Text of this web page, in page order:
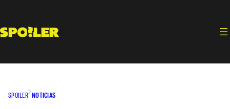
contenido
SPOILER NOTICIAS